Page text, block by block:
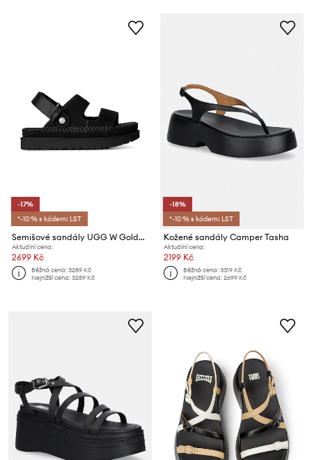
-17%
*-10 % s kódem: LST
Semišové sandály UGG W Goldenstar Glide
Aktuální cena:
2699 Kč
Běžná cena:3289 Kč
Nejnižší cena:3289 Kč
-18%
*-10 % s kódem: LST
Kožené sandály Camper Tasha
Aktuální cena:
2199 Kč
Běžná cena:3319 Kč
Nejnižší cena:2699 Kč